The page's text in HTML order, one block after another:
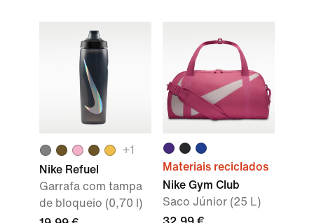
+1
Nike Refuel
Garrafa com tampa
de bloqueio (0,70 l)
Materiais reciclados
Nike Gym Club
Saco Júnior (25 L)